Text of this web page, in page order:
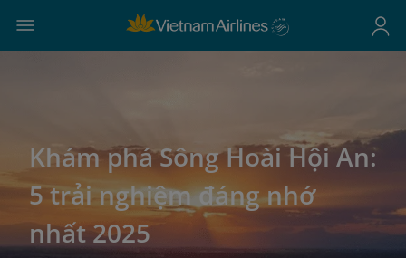
Khám phá Sông Hoài Hội An:
5 trải nghiệm đáng nhớ
nhất 2025